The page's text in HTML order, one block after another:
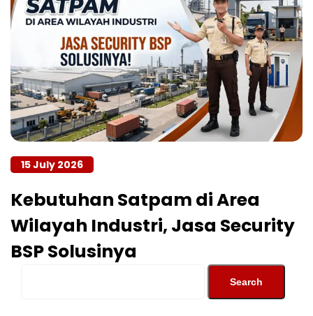
15 July 2026
Kebutuhan Satpam di Area
Wilayah Industri, Jasa Security
BSP Solusinya